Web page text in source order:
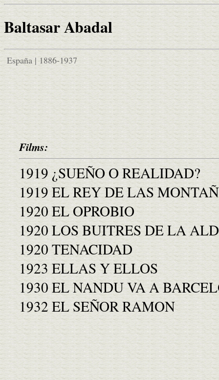
Baltasar Abadal
España | 1886-1937
Films:
1919 ¿SUEÑO O REALIDAD?
1919 EL REY DE LAS
1920 EL OPROBIO
1920 LOS BUITRES DE LA
1920 TENACIDAD
1923 ELLAS Y ELLOS
1930 EL NANDU VA A
1932 EL SEÑOR RAMON